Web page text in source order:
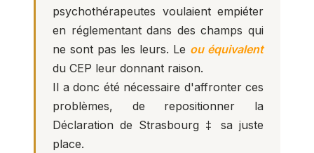
psychothérapeutes voulaient empiéter
en réglementant dans des champs qui
ne sont pas les leurs. Le ou équivalent
du CEP leur donnant raison.
Il a donc été nécessaire d'affronter ces
problèmes, de repositionner la
Déclaration de Strasbourg ‡ sa juste
place.